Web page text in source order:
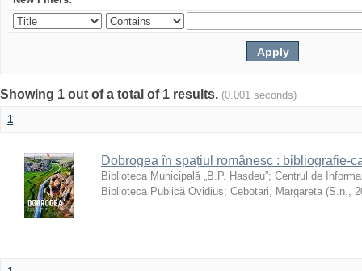
Showing 1 out of a total of 1 results. (0.001 seconds)
1
Dobrogea în spațiul românesc : bibliografie-
Biblioteca Municipală „B.P. Hasdeu”; Centrul de
Biblioteca Publică Ovidius; Cebotari, Margareta (S.n.,